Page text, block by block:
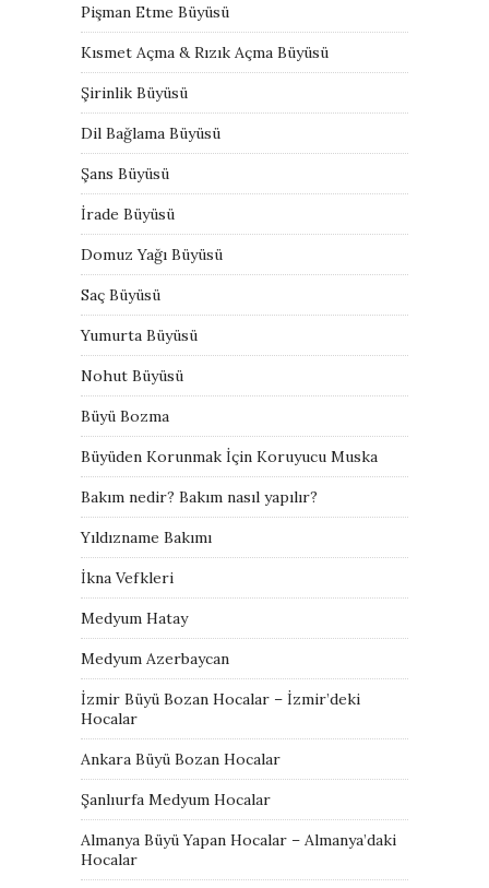
Pişman Etme Büyüsü
Kısmet Açma & Rızık Açma Büyüsü
Şirinlik Büyüsü
Dil Bağlama Büyüsü
Şans Büyüsü
İrade Büyüsü
Domuz Yağı Büyüsü
Saç Büyüsü
Yumurta Büyüsü
Nohut Büyüsü
Büyü Bozma
Büyüden Korunmak İçin Koruyucu Muska
Bakım nedir? Bakım nasıl yapılır?
Yıldızname Bakımı
İkna Vefkleri
Medyum Hatay
Medyum Azerbaycan
İzmir Büyü Bozan Hocalar – İzmir’deki
Hocalar
Ankara Büyü Bozan Hocalar
Şanlıurfa Medyum Hocalar
Almanya Büyü Yapan Hocalar – Almanya’daki
Hocalar